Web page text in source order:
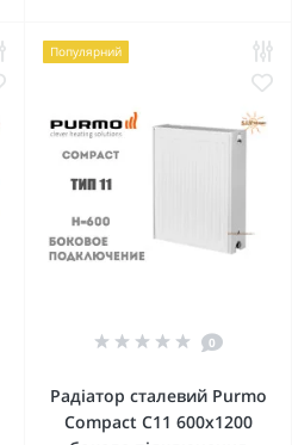
Популярний
0
Радіатор сталевий Purmo
Compact C11 600x1200